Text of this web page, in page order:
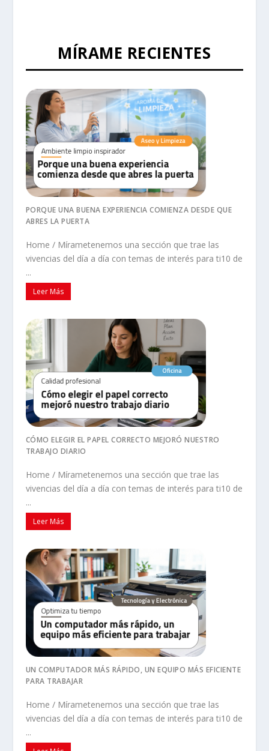
MÍRAME RECIENTES
PORQUE UNA BUENA EXPERIENCIA COMIENZA DESDE QUE
ABRES LA PUERTA
Home / Mírametenemos una sección que trae las
vivencias del día a día con temas de interés para ti10 de
...
Leer Más
CÓMO ELEGIR EL PAPEL CORRECTO MEJORÓ NUESTRO
TRABAJO DIARIO
Home / Mírametenemos una sección que trae las
vivencias del día a día con temas de interés para ti10 de
...
Leer Más
UN COMPUTADOR MÁS RÁPIDO, UN EQUIPO MÁS EFICIENTE
PARA TRABAJAR
Home / Mírametenemos una sección que trae las
vivencias del día a día con temas de interés para ti10 de
...